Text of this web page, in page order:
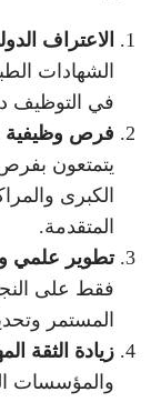
الاعتراف
الشهادات
في التوظيف
فرص وظيفية
يتمتعون
الكبرى
المتقدمة.
تطوير علمي
فقط على
المستمر
زيادة الثقة
والمؤسسات